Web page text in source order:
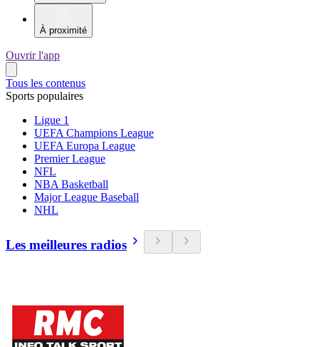
À proximité
Ouvrir l'app
Tous les contenus
Sports populaires
Ligue 1
UEFA Champions League
UEFA Europa League
Premier League
NFL
NBA Basketball
Major League Baseball
NHL
Les meilleures radios